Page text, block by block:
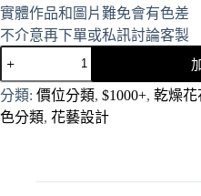
實體作品和圖片難免會有色差
不介意再下單或私訊討論客製
A
l
t
分類: 價位分類, $1000+, 乾燥花
色分類, 花藝設計